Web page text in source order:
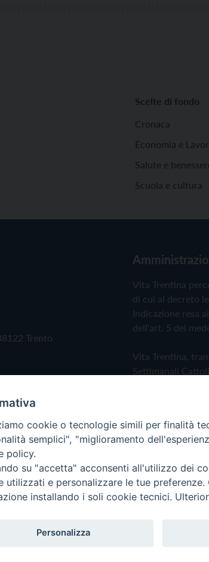
Scelte di fondo
Cronaca
Economia e
Salute e
Scuola e cultura
Trento
Vita Trentina
di cui al decreto
Indicazione resa
dell'art. 5 del
Vita Trentina,
Settimanali
Privacy Policy
diritti riservati - Vita Trentina Editrice
cookie o tecnologie simili per finalità
semplici", "miglioramento
policy.
su "accetta" acconsenti all'utilizzo dei
utilizzati e personalizzare le tue
installando i soli cookie tecnici.
Personalizza